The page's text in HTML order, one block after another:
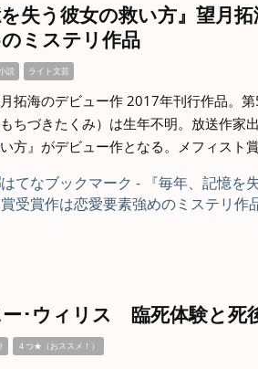
を失う彼女の救い方』望
ミステリ作品
説 ライト文芸
拓海のデビュー作 2017年刊行作品。
もちづきたくみ）は生年不明。放送作
方』がデビュー作となる。メフィスト
ー･ウィリス 臨死体験と死
４つ★（おススメ！）